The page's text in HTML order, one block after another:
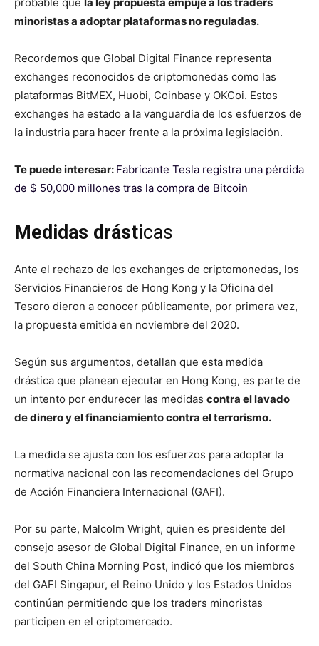
minoristas a adoptar plataformas no reguladas.
Recordemos que Global Digital Finance representa
exchanges reconocidos de criptomonedas como las
plataformas BitMEX, Huobi, Coinbase y OKCoi. Estos
exchanges ha estado a la vanguardia de los esfuerzos de
la industria para hacer frente a la próxima legislación.
Te puede interesar: Fabricante Tesla registra una pérdida
de $ 50,000 millones tras la compra de Bitcoin
Medidas drásticas
Ante el rechazo de los exchanges de criptomonedas, los
Servicios Financieros de Hong Kong y la Oficina del
Tesoro dieron a conocer públicamente, por primera vez,
la propuesta emitida en noviembre del 2020.
Según sus argumentos, detallan que esta medida
drástica que planean ejecutar en Hong Kong, es parte de
un intento por endurecer las medidas contra el lavado
de dinero y el financiamiento contra el terrorismo.
La medida se ajusta con los esfuerzos para adoptar la
normativa nacional con las recomendaciones del Grupo
de Acción Financiera Internacional (GAFI).
Por su parte, Malcolm Wright, quien es presidente del
consejo asesor de Global Digital Finance, en un informe
del South China Morning Post, indicó que los miembros
del GAFI Singapur, el Reino Unido y los Estados Unidos
continúan permitiendo que los traders minoristas
participen en el criptomercado.